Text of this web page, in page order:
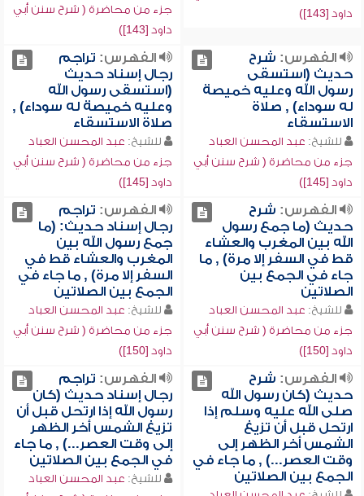
داود [143])
جزء من محاضرة ( شرح سنن أبي
داود [143])
الفهرس: شرح
حديث (استسقى
رسول الله وعليه خميصة
له سوداء) , صلاة
الاستسقاء
للشيخ: عبد المحسن العباد
جزء من محاضرة ( شرح سنن أبي
داود [145])
الفهرس: تراجم
رجال إسناد حديث
(استسقى رسول الله
وعليه خميصة له سوداء) ,
صلاة الاستسقاء
للشيخ: عبد المحسن العباد
جزء من محاضرة ( شرح سنن أبي
داود [145])
الفهرس: شرح
حديث (ما جمع رسول
الله بين المغرب والعشاء
قط في السفر إلا مرة) , ما
جاء في الجمع بين
الصلاتين
للشيخ: عبد المحسن العباد
جزء من محاضرة ( شرح سنن أبي
داود [150])
الفهرس: تراجم
رجال إسناد حديث: (ما
جمع رسول الله بين
المغرب والعشاء قط في
السفر إلا مرة) , ما جاء في
الجمع بين الصلاتين
للشيخ: عبد المحسن العباد
جزء من محاضرة ( شرح سنن أبي
داود [150])
الفهرس: شرح
حديث (كان رسول الله
صلى الله عليه وسلم إذا
ارتحل قبل أن تزيغ
الشمس أخر الظهر إلى
وقت العصر...) , ما جاء في
الجمع بين الصلاتين
الفهرس: تراجم
رجال إسناد حديث (كان
رسول الله إذا ارتحل قبل أن
تزيغ الشمس أخر الظهر
إلى وقت العصر...) , ما جاء
في الجمع بين الصلاتين
للشيخ: عبد المحسن العباد